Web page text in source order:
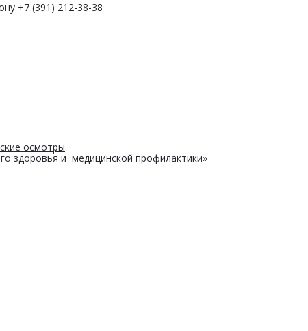
осмотры
+7 (391) 212-38-38
здоровья и медицинской профилактики»